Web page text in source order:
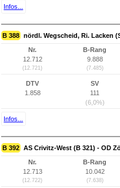
Infos...
B 388 nördl. Wegscheid, Ri. Lacken
Nr.
12.712
(12.721)
B-Rang
9.888
(7.485)
DTV
1.858
SV
111
(6,0%)
Infos...
B 392 AS Crivitz-West (B 321) - OD
Nr.
12.713
(12.722)
B-Rang
10.042
(7.638)